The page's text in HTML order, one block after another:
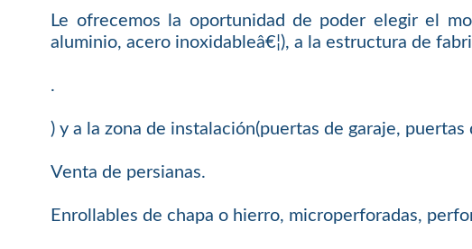
Le ofrecemos la oportunidad de poder elegir el
aluminio, acero inoxidableâ€¦), a la estructura de
.
) y a la zona de instalación(puertas de garaje,
Venta de persianas.
Enrollables de chapa o hierro, microperforadas,